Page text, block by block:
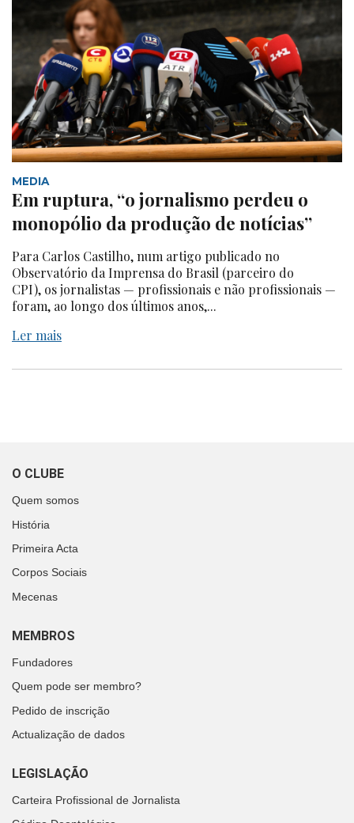
MEDIA
Em ruptura, “o jornalismo perdeu o
monopólio da produção de notícias”
Para Carlos Castilho, num artigo publicado no
Observatório da Imprensa do Brasil (parceiro do
CPI), os jornalistas — profissionais e não profissionais —
foram, ao longo dos últimos anos,...
Ler mais
O CLUBE
Quem somos
História
Primeira Acta
Corpos Sociais
Mecenas
MEMBROS
Fundadores
Quem pode ser membro?
Pedido de inscrição
Actualização de dados
LEGISLAÇÃO
Carteira Profissional de Jornalista